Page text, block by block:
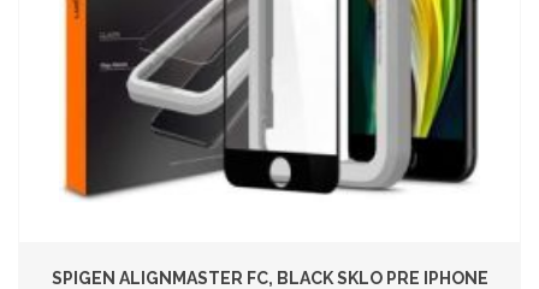
SPIGEN ALIGNMASTER FC, BLACK SKLO PRE IPHONE